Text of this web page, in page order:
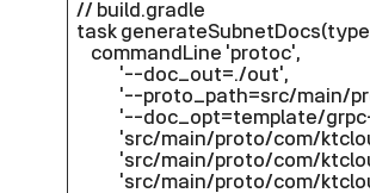
// build.gradle
task
commandLine 'protoc',
'--doc_out=./out',
'--proto_path=src/main/
'--doc_opt=template/grpc-
'src/main/proto/com/
'src/main/proto/com/
'src/main/proto/com/